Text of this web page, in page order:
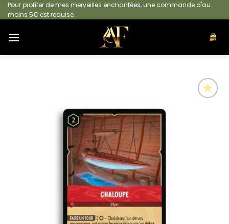
Passer
au
contenu
Pour profiter de mes merveilles enchantées, une commande d'au
moins 5€ est requise.